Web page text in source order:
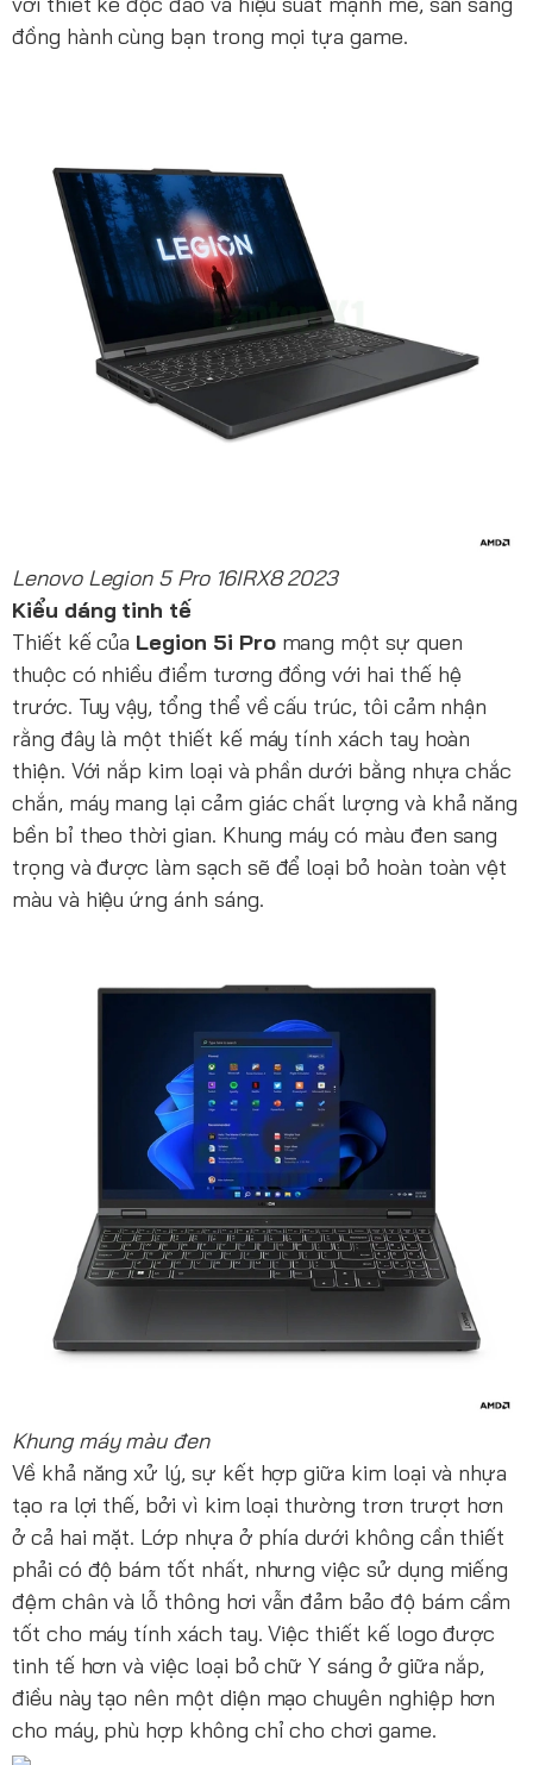
đồng hành cùng bạn trong mọi tựa game.
Lenovo Legion 5 Pro 16IRX8 2023
Kiểu dáng tinh tế
Thiết kế của Legion 5i Pro mang một sự quen
thuộc có nhiều điểm tương đồng với hai thế hệ
trước. Tuy vậy, tổng thể về cấu trúc, tôi cảm nhận
rằng đây là một thiết kế máy tính xách tay hoàn
thiện. Với nắp kim loại và phần dưới bằng nhựa chắc
chắn, máy mang lại cảm giác chất lượng và khả năng
bền bỉ theo thời gian. Khung máy có màu đen sang
trọng và được làm sạch sẽ để loại bỏ hoàn toàn vệt
màu và hiệu ứng ánh sáng.
Khung máy màu đen
Về khả năng xử lý, sự kết hợp giữa kim loại và nhựa
tạo ra lợi thế, bởi vì kim loại thường trơn trượt hơn
ở cả hai mặt. Lớp nhựa ở phía dưới không cần thiết
phải có độ bám tốt nhất, nhưng việc sử dụng miếng
đệm chân và lỗ thông hơi vẫn đảm bảo độ bám cầm
tốt cho máy tính xách tay. Việc thiết kế logo được
tinh tế hơn và việc loại bỏ chữ Y sáng ở giữa nắp,
điều này tạo nên một diện mạo chuyên nghiệp hơn
cho máy, phù hợp không chỉ cho chơi game.